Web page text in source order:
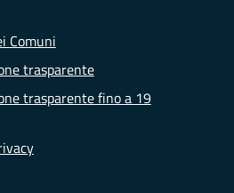
Comuni
trasparente
trasparente fino a 19